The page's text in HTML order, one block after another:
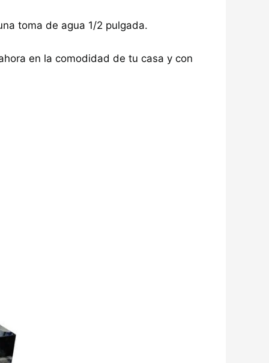
toma de agua 1/2 pulgada.
en la comodidad de tu casa y con